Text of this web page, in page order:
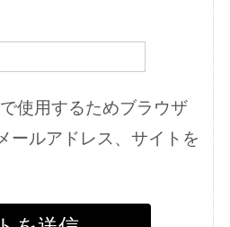
使用するためブラウザ
ールアドレス、サイトを